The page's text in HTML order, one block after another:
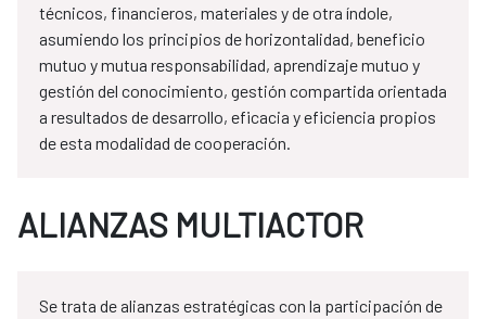
técnicos, financieros, materiales y de otra índole,
asumiendo los principios de horizontalidad, beneficio
mutuo y mutua responsabilidad, aprendizaje mutuo y
gestión del conocimiento, gestión compartida orientada
a resultados de desarrollo, eficacia y eficiencia propios
de esta modalidad de cooperación.
ALIANZAS MULTIACTOR
Se trata de alianzas estratégicas con la participación de